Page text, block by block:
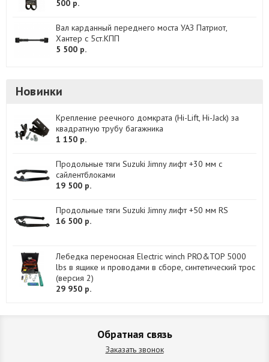
500 р.
Вал карданный переднего моста УАЗ Патриот,
Хантер с 5ст.КПП
5 500 р.
Новинки
Крепление реечного домкрата (Hi-Lift, Hi-Jack) за
квадратную трубу багажника
1 150 р.
Продольные тяги Suzuki Jimny лифт +30 мм с
сайлентблоками
19 500 р.
Продольные тяги Suzuki Jimny лифт +50 мм RS
16 500 р.
Лебедка переносная Electric winch PRO&TOP 5000
lbs в ящике и проводами в сборе, синтетический трос
(версия 2)
29 950 р.
Обратная связь
Заказать звонок